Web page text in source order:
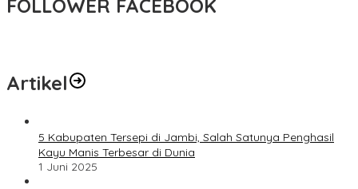
FOLLOWER FACEBOOK
Artikel
5 Kabupaten Tersepi di Jambi, Salah Satunya Penghasil
Kayu Manis Terbesar di Dunia
1 Juni 2025